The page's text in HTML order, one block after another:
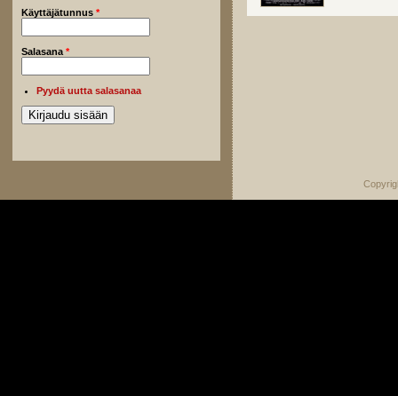
Käyttäjätunnus *
Salasana *
Pyydä uutta salasanaa